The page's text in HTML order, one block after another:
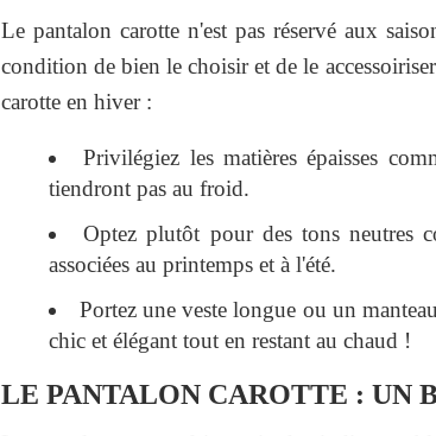
Le pantalon carotte n'est pas réservé aux
condition de bien le choisir et de le
carotte en hiver :
Privilégiez les matières épaisses
tiendront pas au froid.
Optez plutôt pour des tons neutres
associées au printemps et à l'été.
Portez une veste longue ou un
chic et élégant tout en restant au chaud !
LE PANTALON CAROTTE : UN